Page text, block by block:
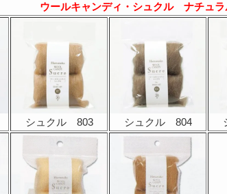
ウールキャンディ・シュクル ナチュラ
シュクル 803 シュクル 804